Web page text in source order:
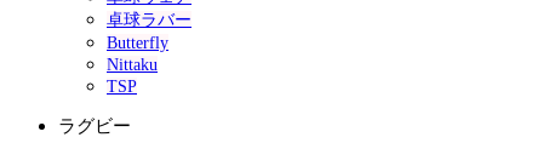
卓球ラバー
Butterfly
Nittaku
TSP
ラグビー